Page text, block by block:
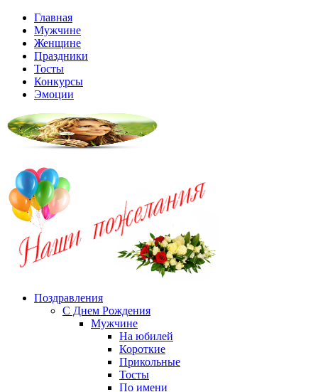
Главная
Мужчине
Женщине
Праздники
Тосты
Конкурсы
Эмоции
Поздравления
С Днем Рождения
Мужчине
На юбилей
Короткие
Прикольные
Тосты
По имени